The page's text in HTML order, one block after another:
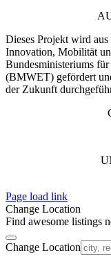
Dieses Projekt wird
Innovation, Mobilität
Bundesministeriums
(BMWET) gefördert
der Zukunft
Page load link
Change Location
Find awesome listings
Change Location